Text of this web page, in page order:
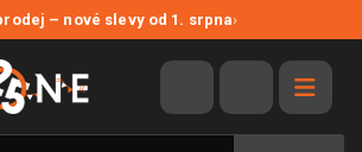
– nové slevy od 1. srpna›